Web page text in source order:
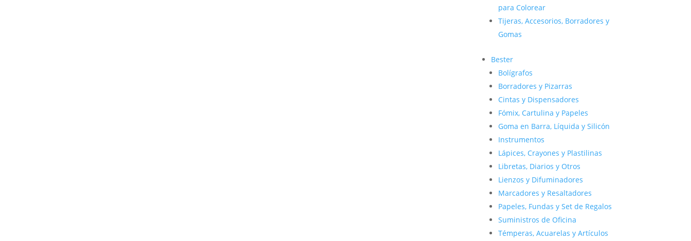
para Colorear
Tijeras, Accesorios, Borradores y
Gomas
Bester
Bolígrafos
Borradores y Pizarras
Cintas y Dispensadores
Fómix, Cartulina y Papeles
Goma en Barra, Líquida y Silicón
Instrumentos
Lápices, Crayones y Plastilinas
Libretas, Diarios y Otros
Lienzos y Difuminadores
Marcadores y Resaltadores
Papeles, Fundas y Set de Regalos
Suministros de Oficina
Témperas, Acuarelas y Artículos